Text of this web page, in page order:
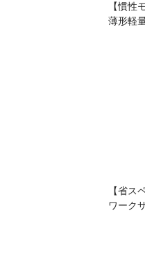
【慣性
薄形軽
【省ス
ワーク